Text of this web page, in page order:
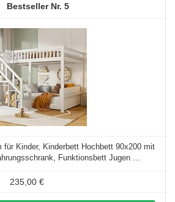
5
für Kinder, Kinderbett Hochbett 90x200 mit
Funktionsbett Jugen ...
235,00 €